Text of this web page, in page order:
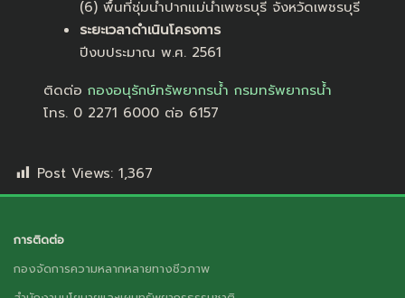
(6) พื้นที่ชุ่มน้ำปากแม่น้ำเพชรบุรี จังหวัดเพชรบุรี
ระยะเวลาดำเนินโครงการ
ปีงบประมาณ พ.ศ. 2561
ติดต่อกองอนุรักษ์ทรัพยากรน้ำ กรมทรัพยากรน้ำ
โทร. 0 2271 6000 ต่อ 6157
Post Views: 1,367
การติดต่อ
กองจัดการความหลากหลายทางชีวภาพ